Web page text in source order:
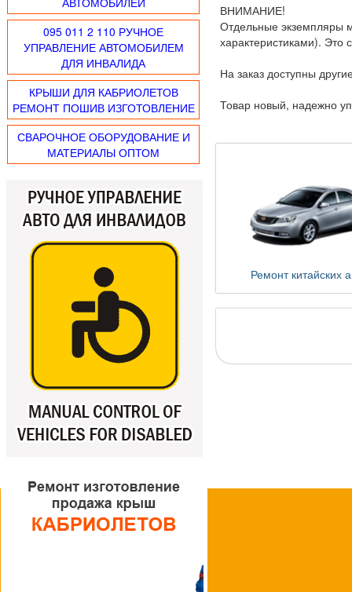
095 011 2 110 РУЧНОЕ
УПРАВЛЕНИЕ АВТОМОБИЛЕМ
ДЛЯ ИНВАЛИДА
КРЫШИ ДЛЯ КАБРИОЛЕТОВ
РЕМОНТ ПОШИВ ИЗГОТОВЛЕНИЕ
СВАРОЧНОЕ ОБОРУДОВАНИЕ И
МАТЕРИАЛЫ ОПТОМ
ВНИМАНИЕ!
Отдельные экземпляры
характеристиками). Это
На заказ доступны
Товар новый, надежно
Ремонт китайских